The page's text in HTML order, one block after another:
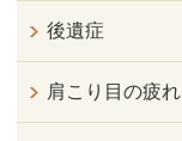
後遺症
肩こり目の疲れ